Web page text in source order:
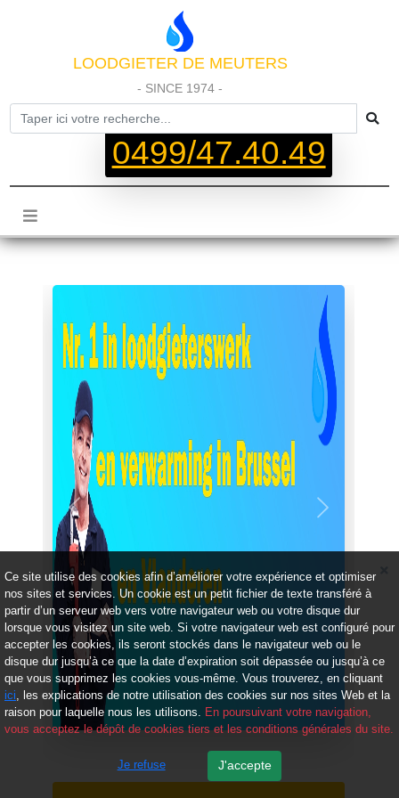
LOODGIETER DE MEUTERS
- SINCE 1974 -
0499/47.40.49
Précédent Suivant
Ce site utilise des cookies afin d’améliorer votre expérience et optimiser
nos sites et services. Un cookie est un petit fichier de texte transféré à
partir d’un serveur web vers votre navigateur web ou votre disque dur
lorsque vous visitez un site web. Si votre navigateur web est configuré pour
accepter les cookies, ils seront stockés dans le navigateur web ou le
disque dur jusqu’à ce que la date d’expiration soit dépassée ou jusqu’à ce
que vous supprimez les cookies vous-même. Vous trouverez, en cliquant
ici, les explications de notre utilisation des cookies sur nos sites Web et la
raison pour laquelle nous les utilisons. En poursuivant votre navigation,
vous acceptez le dépôt de cookies tiers et les conditions générales du site.
Je refuse J'accepte